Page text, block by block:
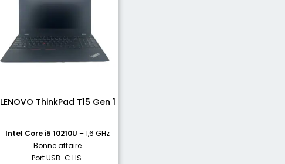
LENOVO ThinkPad T15 Gen 1
Intel Core i5 10210U – 1,6 GHz
Bonne affaire
Port USB-C HS